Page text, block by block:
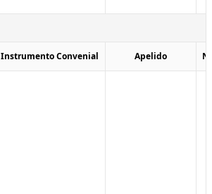
Instrumento Convenial Apelido